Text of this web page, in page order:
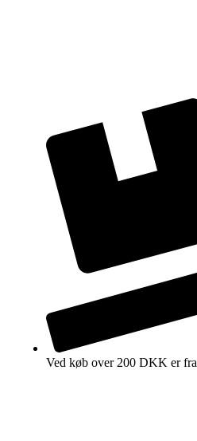
Ved køb over 200 DKK er